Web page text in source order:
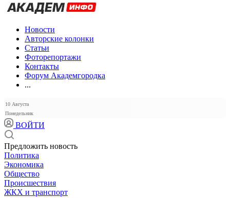
Новости
Авторские колонки
Статьи
Фоторепортажи
Контакты
Форум Академгородка
...
10 Августа
Понедельник
ВОЙТИ
Предложить новость
Политика
Экономика
Общество
Происшествия
ЖКХ и транспорт